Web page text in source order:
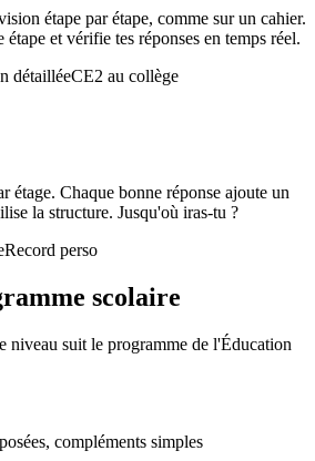
étape par étape, comme sur un cahier.
et vérifie tes réponses en temps réel.
détailléeCE2 au collège
étage. Chaque bonne réponse ajoute un
la structure. Jusqu'où iras-tu ?
Record perso
scolaire
niveau suit le programme de l'Éducation
compléments simples